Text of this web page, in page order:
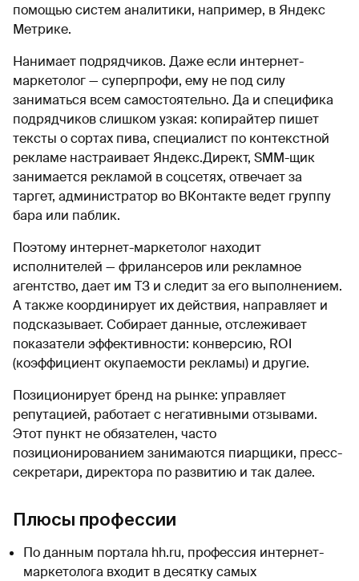
помощью систем аналитики, например, в Яндекс
Метрике.
Нанимает подрядчиков. Даже если интернет-
маркетолог — суперпрофи, ему не под силу
заниматься всем самостоятельно. Да и специфика
подрядчиков слишком узкая: копирайтер пишет
тексты о сортах пива, специалист по контекстной
рекламе настраивает Яндекс.Директ, SMM-щик
занимается рекламой в соцсетях, отвечает за
таргет, администратор во ВКонтакте ведет группу
бара или паблик.
Поэтому интернет-маркетолог находит
исполнителей — фрилансеров или рекламное
агентство, дает им ТЗ и следит за его выполнением.
А также координирует их действия, направляет и
подсказывает. Собирает данные, отслеживает
показатели эффективности: конверсию, ROI
(коэффициент окупаемости рекламы) и другие.
Позиционирует бренд на рынке: управляет
репутацией, работает с негативными отзывами.
Этот пункт не обязателен, часто
позиционированием занимаются пиарщики, пресс-
секретари, директора по развитию и так далее.
Плюсы профессии
По данным портала hh.ru, профессия интернет-
маркетолога входит в десятку самых